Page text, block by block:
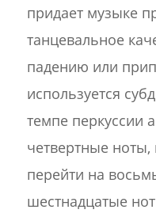
придает музыке
танцевальное
падению или
используется
темпе перкуссии
четвертные
перейти на
шестнадцатые